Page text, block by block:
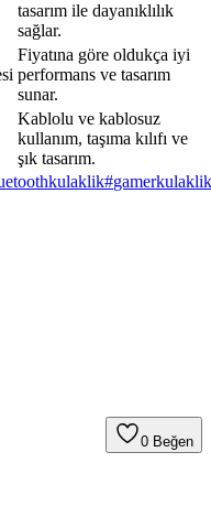
tasarım ile dayanıklılık
sağlar.
Fiyatına göre oldukça iyi
performans ve tasarım
sunar.
Kablolu ve kablosuz
kullanım, taşıma kılıfı ve
şık tasarım.
#gamerkulaklik
0 Beğen